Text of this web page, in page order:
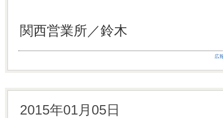
関西営業所／鈴木
広
2015年01月05日